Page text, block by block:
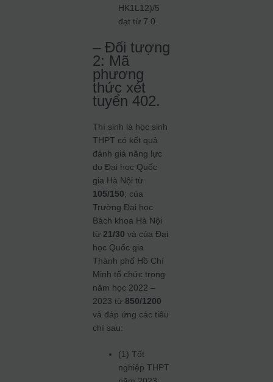
HK1L12)/5
đạt từ 7.0.
– Đối tượng
2: Mã
phương
thức xét
tuyển 402.
Thí sinh là học sinh
THPT có kết quả
đánh giá năng lực
do Đại học Quốc
gia Hà Nội từ
105/150; của
Trường Đại học
Bách khoa Hà Nội
từ 21/30 và của Đại
học Quốc gia
Thành phố Hồ Chí
Minh tổ chức trong
năm học 2022 –
2023 từ850/1200
và đáp ứng các tiêu
chí sau:
(1) Tốt
nghiệp THPT